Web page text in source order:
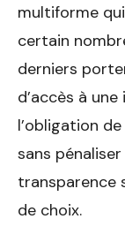
multiforme
certain
derniers
d’accès à
l’obligation
sans
transparence
de choix.